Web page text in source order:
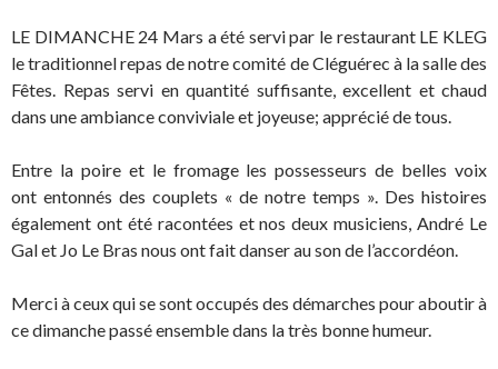
LE DIMANCHE 24 Mars a été servi par le restaurant LE KLEG
le traditionnel repas de notre comité de Cléguérec à la salle des
Fêtes. Repas servi en quantité suffisante, excellent et chaud
dans une ambiance conviviale et joyeuse; apprécié de tous.
Entre la poire et le fromage les possesseurs de belles voix
ont entonnés des couplets « de notre temps ». Des histoires
également ont été racontées et nos deux musiciens, André Le
Gal et Jo Le Bras nous ont fait danser au son de l’accordéon.
Merci à ceux qui se sont occupés des démarches pour aboutir à
ce dimanche passé ensemble dans la très bonne humeur.